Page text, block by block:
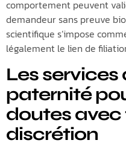
comportement peuvent
demandeur sans preuve
scientifique s’impose
légalement le lien de
Les services
paternité
doutes
discrétion